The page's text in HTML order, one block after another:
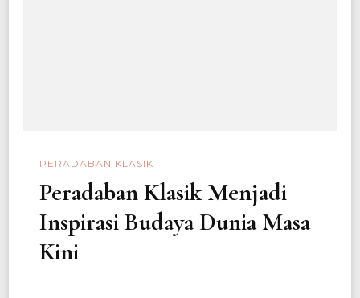
PERADABAN KLASIK
Peradaban Klasik Menjadi
Inspirasi Budaya Dunia Masa
Kini